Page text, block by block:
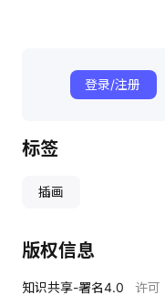
登录/注册
标签
插画
版权信息
知识共享-署名4.0 许可